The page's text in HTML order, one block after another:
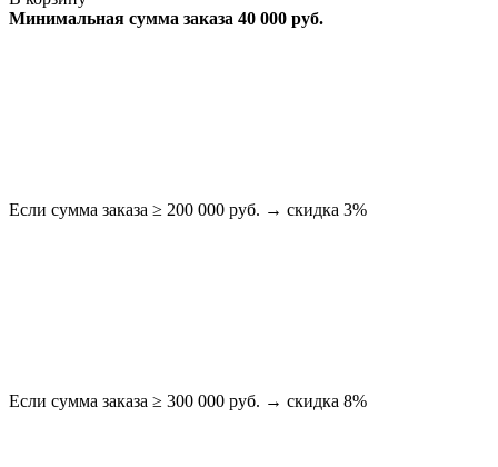
Минимальная сумма заказа 40 000 руб.
Если сумма заказа ≥ 200 000 руб. → скидка 3%
Если сумма заказа ≥ 300 000 руб. → скидка 8%